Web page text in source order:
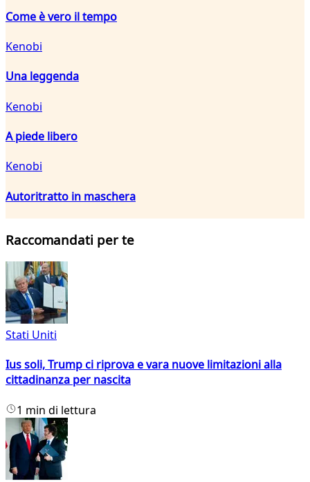
Come è vero il tempo
Kenobi
Una leggenda
Kenobi
A piede libero
Kenobi
Autoritratto in maschera
Raccomandati per te
Stati Uniti
Ius soli, Trump ci riprova e vara nuove limitazioni alla
cittadinanza per nascita
1 min di lettura